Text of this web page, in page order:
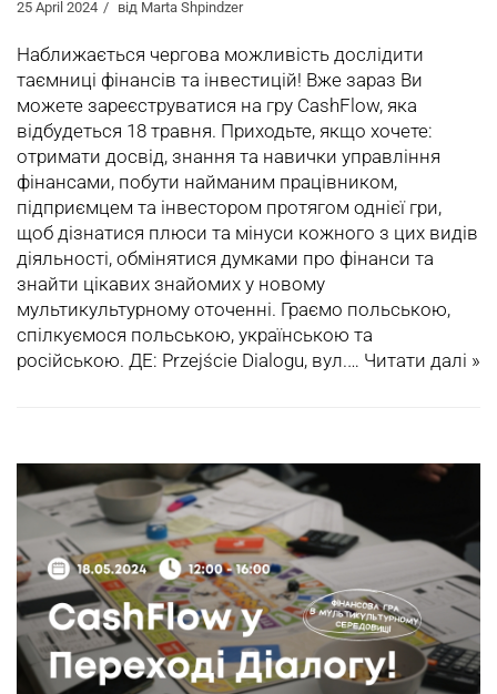
25 April 2024 від Marta Shpindzer
Наближається чергова можливість дослідити
таємниці фінансів та інвестицій! Вже зараз Ви
можете зареєструватися на гру CashFlow, яка
відбудеться 18 травня. Приходьте, якщо хочете:
отримати досвід, знання та навички управління
фінансами, побути найманим працівником,
підприємцем та інвестором протягом однієї гри,
щоб дізнатися плюси та мінуси кожного з цих видів
діяльності, обмінятися думками про фінанси та
знайти цікавих знайомих у новому
мультикультурному оточенні. Граємо польською,
спілкуємося польською, українською та
російською. ДЕ: Przejście Dialogu, вул.… Читати далі »